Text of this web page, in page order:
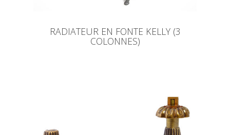
RADIATEUR EN FONTE KELLY (3
COLONNES)